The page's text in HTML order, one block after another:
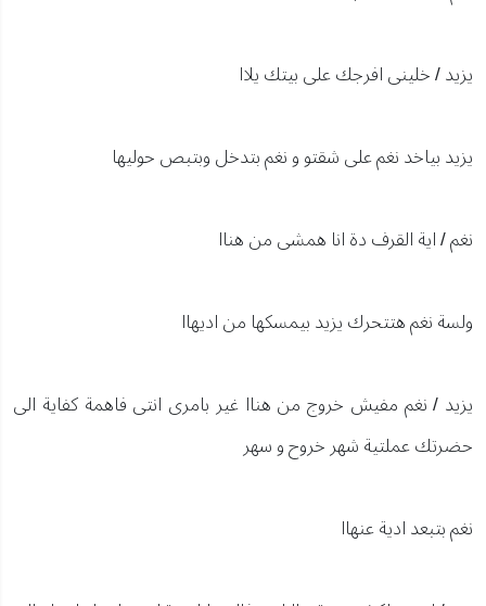
يزيد / خلينى افرجك على بيتك يلاا
يزيد بياخد نغم على شقتو و نغم بتدخل وبتبص حوليها
نغم / اية القرف دة انا همشى من هناا
ولسة نغم هتتحرك يزيد بيمسكها من اديهاا
يزيد / نغم مفيش خروج من هناا غير بامرى انتى فاهمة كفاية الى
حضرتك عملتية شهر خروح و سهر
نغم بتبعد ادية عنهاا